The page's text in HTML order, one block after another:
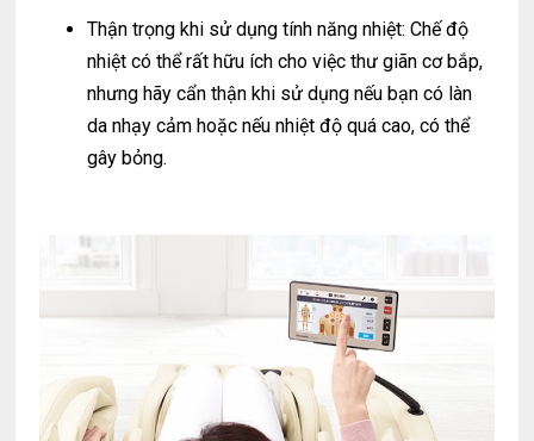
Thận trọng khi sử dụng tính năng nhiệt: Chế độ
nhiệt có thể rất hữu ích cho việc thư giãn cơ bắp,
nhưng hãy cẩn thận khi sử dụng nếu bạn có làn
da nhạy cảm hoặc nếu nhiệt độ quá cao, có thể
gây bỏng.